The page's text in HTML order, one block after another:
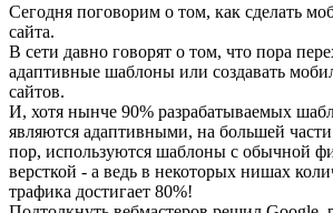
Сегодня поговорим о том, как сделать
сайта.
В сети давно говорят о том, что пора
адаптивные шаблоны или создавать
сайтов.
И, хотя нынче 90% разрабатываемых
являются адаптивными, на большей
пор, используются шаблоны с обычной
версткой - а ведь в некоторых нишах
трафика достигает 80%!